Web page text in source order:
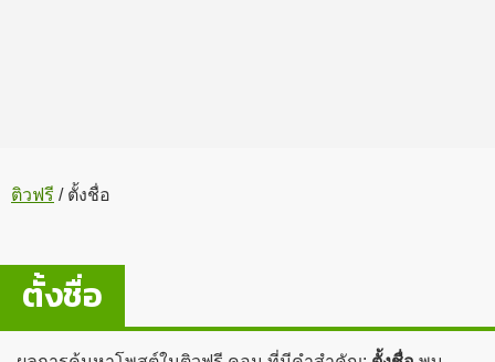
ติวฟรี /ตั้งชื่อ
ตั้งชื่อ